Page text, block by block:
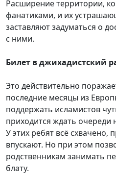
Расширение территории,
фанатиками, и их
заставляют задуматься о
с ними.
Билет в джихадистский
Это действительно
последние месяцы из
поддержать исламистов
приходится ждать очереди
У этих ребят всё схвачено,
впускают. Но при этом
родственникам занимать
блату.